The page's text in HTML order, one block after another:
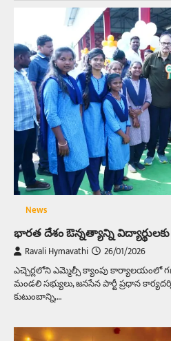
News
భారత దేశం ఔన్నత్యాన్ని
Ravali Hymavathi 26/01/2026
ఎచ్చెర్లలోని ఎమ్మెల్సీ క్యాంపు కార్యాలయంలో
మండలి సభ్యులు, జనసేన పార్టీ ప్రధాన
కుటుంబాన్ని,…